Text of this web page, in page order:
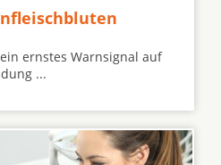
ernstes Warnsignal auf
...